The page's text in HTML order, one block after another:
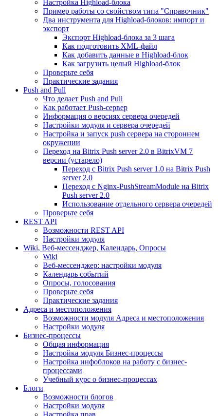
Настройка Highload-блока
Пример работы со свойством типа "Справочник"
Два инструмента для Highload-блоков: импорт и
экспорт
Экспорт Highload-блока за 3 шага
Как подготовить XML-файл
Как добавить данные в Highload-блок
Как загрузить целый Highload-блок
Проверьте себя
Практические задания
Push and Pull
Что делает Push and Pull
Как работает Push-сервер
Информация о версиях сервера очередей
Настройки модуля и сервера очередей
Настройка и запуск push сервера на стороннем
окружении
Переход на Bitrix Push server 2.0 в BitrixVM 7
версии (устарело)
Переход с Bitrix Push server 1.0 на Bitrix Push
server 2.0
Переход с Nginx-PushStreamModule на Bitrix
Push server 2.0
Использование отдельного сервера очередей
Проверьте себя
REST API
Возможности REST API
Настройки модуля
Wiki, Веб-мессенджер, Календарь, Опросы
Wiki
Веб-мессенджер: настройки модуля
Календарь событий
Опросы, голосования
Проверьте себя
Практические задания
Адреса и местоположения
Возможности модуля Адреса и местоположения
Настройки модуля
Бизнес-процессы
Общая информация
Настройка модуля Бизнес-процессы
Настройка инфоблоков на работу с бизнес-
процессами
Учебный курс о бизнес-процессах
Блоги
Возможности блогов
Настройки модуля
Настройка прав